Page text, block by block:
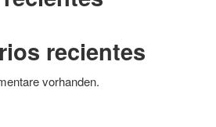
recientes
vorhanden.